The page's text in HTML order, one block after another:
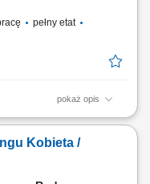
pełny etat
pokaż opis
i studiów
finansowych i
i raportów dla Zarządu
Kobieta /